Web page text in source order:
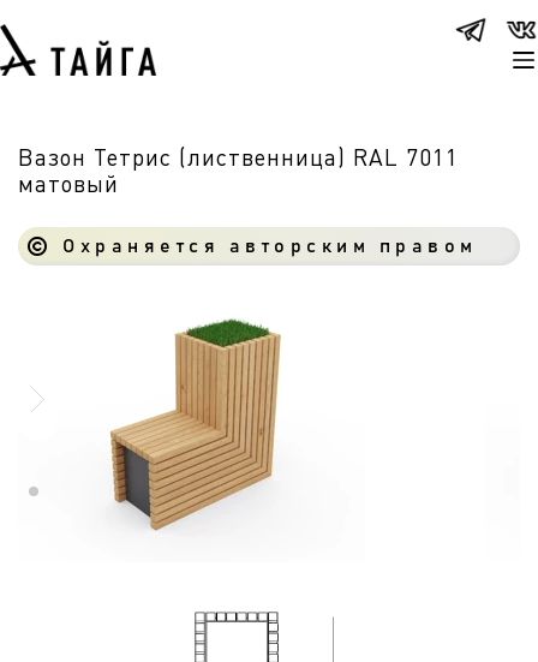
Вазон Тетрис (лиственница) RAL 7011
матовый
Охраняется авторским правом